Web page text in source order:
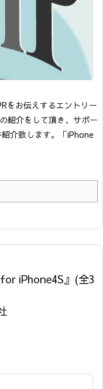
をお伝えするエントリー
紹介をして頂き、サポー
介致します。「iPhone
iPhone4S』(全3